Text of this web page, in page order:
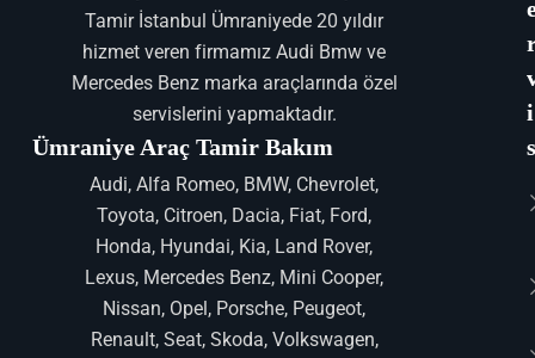
Tamir İstanbul Ümraniyede 20 yıldır
hizmet veren firmamız Audi Bmw ve
Mercedes Benz marka araçlarında özel
servislerini yapmaktadır.
Ümraniye Araç Tamir Bakım
Audi, Alfa Romeo, BMW, Chevrolet,
Toyota, Citroen, Dacia, Fiat, Ford,
Honda, Hyundai, Kia, Land Rover,
Lexus, Mercedes Benz, Mini Cooper,
Nissan, Opel, Porsche, Peugeot,
Renault, Seat, Skoda, Volkswagen,
i